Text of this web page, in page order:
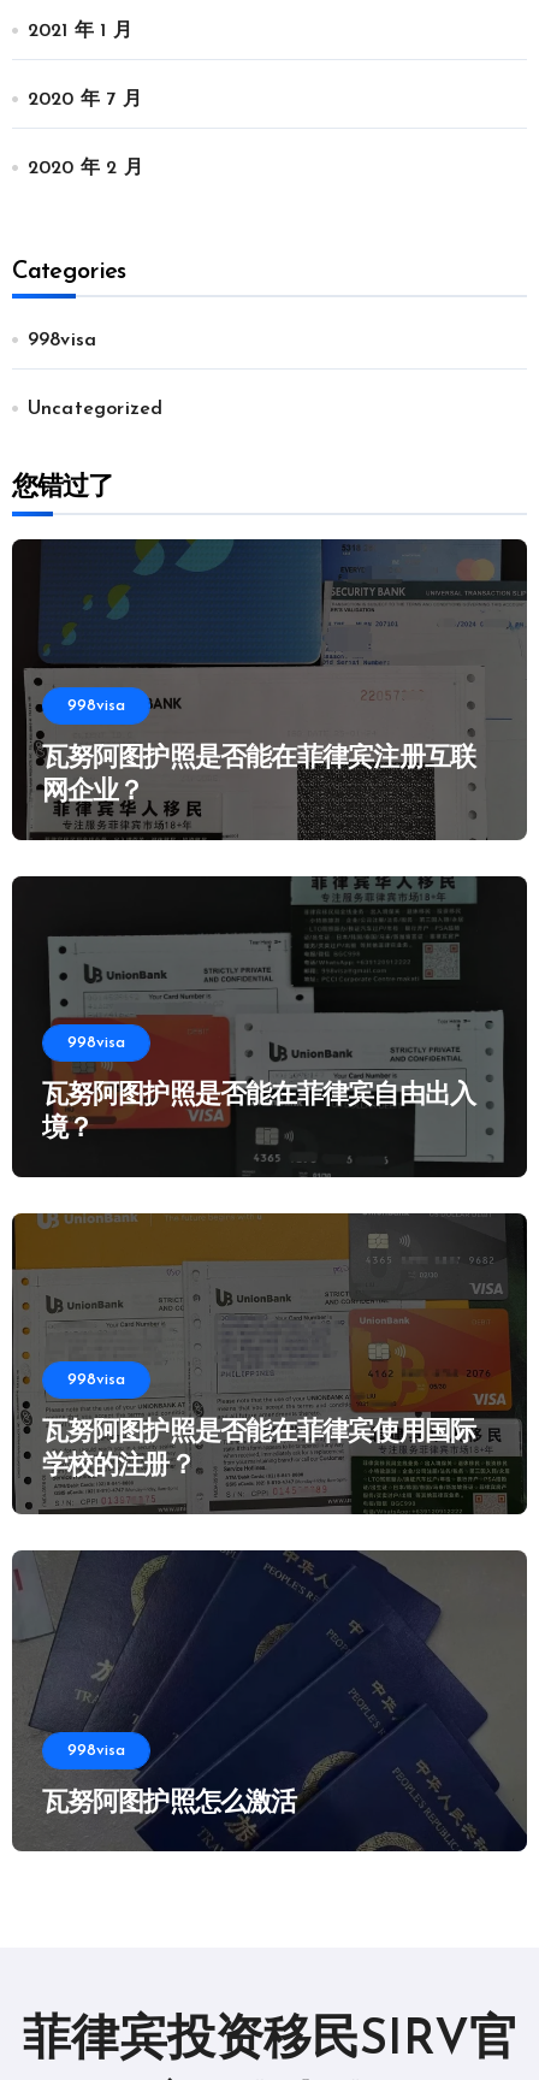
2021 年 1 月
2020 年 7 月
2020 年 2 月
Categories
998visa
Uncategorized
您错过了
998visa
瓦努阿图护照是否能在菲律宾注册互联
网企业？
998visa
瓦努阿图护照是否能在菲律宾自由出入
境？
998visa
瓦努阿图护照是否能在菲律宾使用国际
学校的注册？
998visa
瓦努阿图护照怎么激活
菲律宾投资移民SIRV官